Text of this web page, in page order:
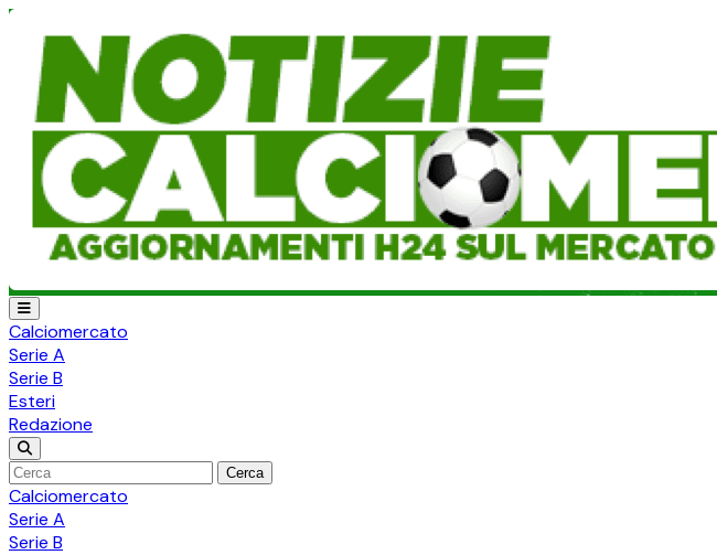
Calciomercato
Serie A
Serie B
Esteri
Redazione
Cerca
Calciomercato
Serie A
Serie B